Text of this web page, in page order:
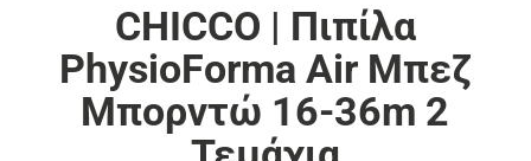
CHICCO | Πιπίλα
PhysioForma Air Μπεζ
Mπορντώ 16-36m 2